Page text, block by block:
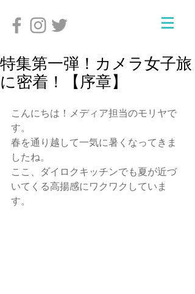
特集第一弾！カメラ女子旅
に密着！【序章】
こんにちは！メディア担当のモリヤで
す。
春を通り越して一気に暑くなってきま
したね。
ここ、ダイロクキッチンでも夏が近づ
いてくる高揚感にワクワクしていま
す。